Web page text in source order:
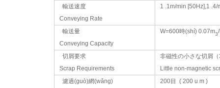
輸送速度
Conveying Rate
1 .1m/min [50Hz],1 .4/
輸送量
Conveying Capacity
W=600時(shí) 0.07m3
切屑要求
Scrap Requirements
非磁性の小さな切屑
Little non-magnetic
濾過(guò)網(wǎng)
200目 ( 200 u m )